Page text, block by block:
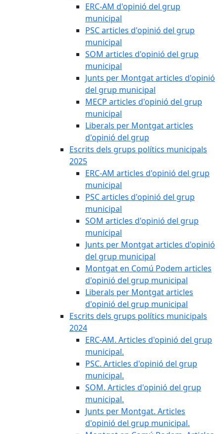
ERC-AM d'opinió del grup
municipal
PSC articles d'opinió del grup
municipal
SOM articles d'opinió del grup
municipal
Junts per Montgat articles d'opinió
del grup municipal
MECP articles d'opinió del grup
municipal
Liberals per Montgat articles
d'opinió del grup
Escrits dels grups polítics municipals
2025
ERC-AM articles d'opinió del grup
municipal
PSC articles d'opinió del grup
municipal
SOM articles d'opinió del grup
municipal
Junts per Montgat articles d'opinió
del grup municipal
Montgat en Comú Podem articles
d'opinió del grup municipal
Liberals per Montgat articles
d'opinió del grup municipal
Escrits dels grups polítics municipals
2024
ERC-AM. Articles d'opinió del grup
municipal.
PSC. Articles d'opinió del grup
municipal.
SOM. Articles d'opinió del grup
municipal.
Junts per Montgat. Articles
d'opinió del grup municipal.